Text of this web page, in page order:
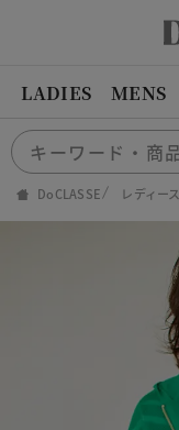
LADIES MENS
DoCLASSE レディース